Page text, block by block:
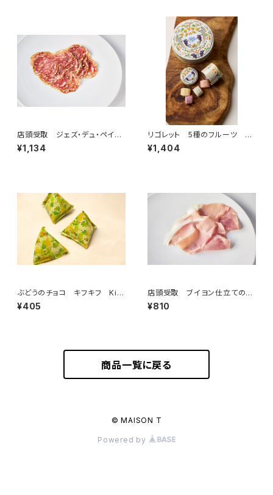
店頭受取 ジェズ・デュ・ペイ・
バスク 50g ＜ピエール・オテ
イザ＞(フランス・バスク)
¥1,134
リゴレット 5種のフルーツ 5
個入（フランス・ナント）
¥1,404
ぶどうのチョコ キフキフ Kif-
Kif 15g
¥405
店頭受取 ブイヨン仕立てのボ
イルハム（ジャンボンキュイ） 5
0g ＜ピエール・オテイザ＞(フラ
¥810
商品一覧に戻る
© MAISON T
Powered by